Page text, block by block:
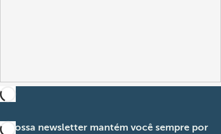
A nossa newsletter mantém você sempre por